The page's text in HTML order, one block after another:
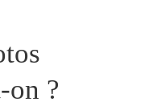
on ?